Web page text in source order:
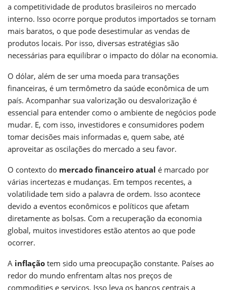
a competitividade de produtos brasileiros no mercado
interno. Isso ocorre porque produtos importados se tornam
mais baratos, o que pode desestimular as vendas de
produtos locais. Por isso, diversas estratégias são
necessárias para equilibrar o impacto do dólar na economia.
O dólar, além de ser uma moeda para transações
financeiras, é um termômetro da saúde econômica de um
país. Acompanhar sua valorização ou desvalorização é
essencial para entender como o ambiente de negócios pode
mudar. E, com isso, investidores e consumidores podem
tomar decisões mais informadas e, quem sabe, até
aproveitar as oscilações do mercado a seu favor.
O contexto do mercado financeiro atual é marcado por
várias incertezas e mudanças. Em tempos recentes, a
volatilidade tem sido a palavra de ordem. Isso acontece
devido a eventos econômicos e políticos que afetam
diretamente as bolsas. Com a recuperação da economia
global, muitos investidores estão atentos ao que pode
ocorrer.
A inflação tem sido uma preocupação constante. Países ao
redor do mundo enfrentam altas nos preços de
commodities e serviços. Isso leva os bancos centrais a